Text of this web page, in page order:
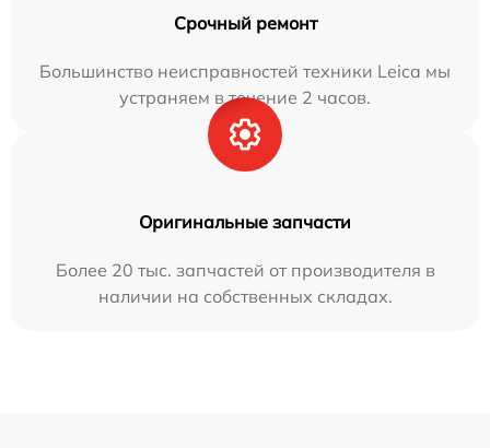
Срочный ремонт
Большинство неисправностей техники Leica мы
устраняем в течение 2 часов.
Оригинальные запчасти
Более 20 тыс. запчастей от производителя в
наличии на собственных складах.